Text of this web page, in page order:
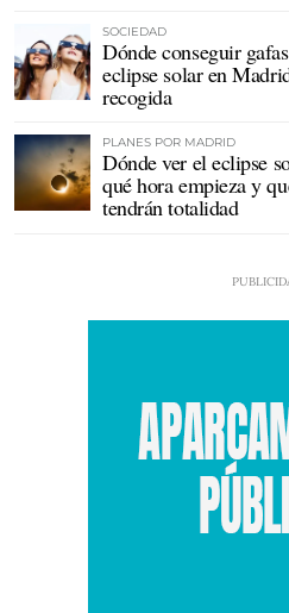
SOCIEDAD
Dónde conseguir
eclipse solar en
recogida
PLANES POR MADRID
Dónde ver el eclipse
qué hora empieza y
tendrán totalidad